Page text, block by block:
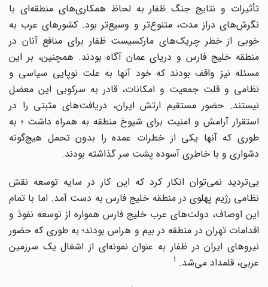
تأثیرات و نتایج جنگ ظفار به لحاظ همکاری‌های منطقه‌ای با
نگرش‌های دراز مدت، متنوع‌تر و وسیع‌تر بود. کشورهای عرب به
خوبی از خطر چریک‌های مارکسیست ظفار برای منافع آنان در
منطقه خلیج فارس و دریای عمان آگاه بودند. همچنین، بر این
مسئله نیز واقف بودند که خود آنها به علت نوپایی سیاسی و
نظامی و قلت جمعیت و امکانات، قادر به سرکوبی این معضل
نیستند. حضور مستقیم ارتش ایران، دریافت‌های مثبتی را در
استقرار آرامش و امنیت برای شیوخ منطقه به همراه داشت ؛ به
طوری که آنها یکی از خطرات عمده را بدون تحمل هیچ‌گونه
دشواری و با خاطری آسوده پشت سر گذاشته بودند.
بی‌تردید نمی‌توان انکار کرد که این کار در سایه توسعه نقش
نظامی رژیم پهلوی در منطقه خلیج فارس به دست آمد. اما با تمام
این اوصاف، دولت‌های عرب خلیج فارس همواره از توسعه نفوذ و
اقدامات تهران در منطقه در بیم و هراس بودند؛ به طوری که حضور
نیروهای ایران در ظفار به عنوان نمونه‌ای از اشغال یک سرزمین
عربی، قلمداد می‌شد.1